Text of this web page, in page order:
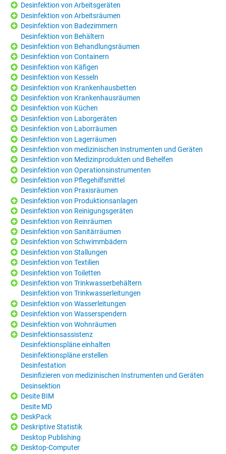
Desinfektion von Arbeitsgeräten
Desinfektion von Arbeitsräumen
Desinfektion von Badezimmern
Desinfektion von Behältern
Desinfektion von Behandlungsräumen
Desinfektion von Containern
Desinfektion von Käfigen
Desinfektion von Kesseln
Desinfektion von Krankenhausbetten
Desinfektion von Krankenhausräumen
Desinfektion von Küchen
Desinfektion von Laborgeräten
Desinfektion von Laborräumen
Desinfektion von Lagerräumen
Desinfektion von medizinischen Instrumenten und Geräten
Desinfektion von Medizinprodukten und Behelfen
Desinfektion von Operationsinstrumenten
Desinfektion von Pflegehilfsmittel
Desinfektion von Praxisräumen
Desinfektion von Produktionsanlagen
Desinfektion von Reinigungsgeräten
Desinfektion von Reinräumen
Desinfektion von Sanitärräumen
Desinfektion von Schwimmbädern
Desinfektion von Stallungen
Desinfektion von Textilien
Desinfektion von Toiletten
Desinfektion von Trinkwasserbehältern
Desinfektion von Trinkwasserleitungen
Desinfektion von Wasserleitungen
Desinfektion von Wasserspendern
Desinfektion von Wohnräumen
Desinfektionsassistenz
Desinfektionspläne einhalten
Desinfektionspläne erstellen
Desinfestation
Desinfizieren von medizinischen Instrumenten und Geräten
Desinsektion
Desite BIM
Desite MD
DeskPack
Deskriptive Statistik
Desktop Publishing
Desktop-Computer